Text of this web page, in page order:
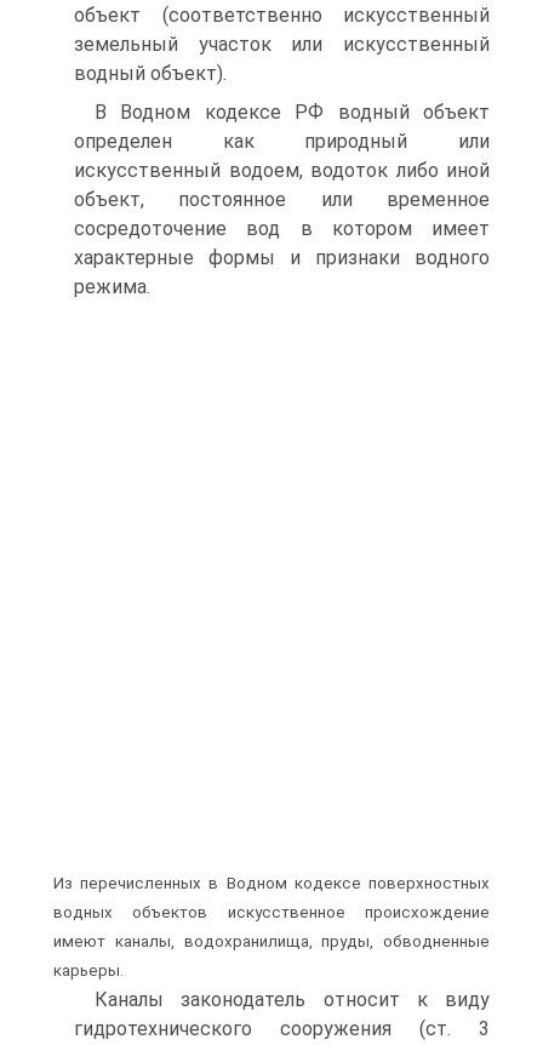
объект (соответственно искусственный
земельный участок или искусственный
водный объект).
В Водном кодексе РФ водный объект
определен как природный или
искусственный водоем, водоток либо иной
объект, постоянное или временное
сосредоточение вод в котором имеет
характерные формы и признаки водного
режима.
Из перечисленных в Водном кодексе поверхностных
водных объектов искусственное происхождение
имеют каналы, водохранилища, пруды, обводненные
карьеры.
Каналы законодатель относит к виду
гидротехнического сооружения (ст. 3